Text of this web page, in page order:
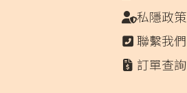
私隱政策
聯繫我們
訂單查詢